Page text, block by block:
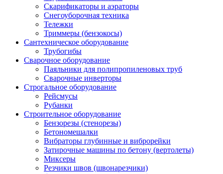
Скарификаторы и аэраторы
Снегоуборочная техника
Тележки
Триммеры (бензокосы)
Сантехническое оборудование
Трубогибы
Сварочное оборудование
Паяльники для полипропиленовых труб
Сварочные инверторы
Строгальное оборудование
Рейсмусы
Рубанки
Строительное оборудование
Бензорезы (стенорезы)
Бетономешалки
Вибраторы глубинные и виброрейки
Затирочные машины по бетону (вертолеты)
Миксеры
Резчики швов (швонарезчики)